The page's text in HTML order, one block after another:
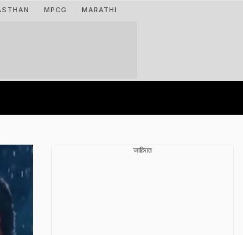
MPCG MARATHI
जाहिरात